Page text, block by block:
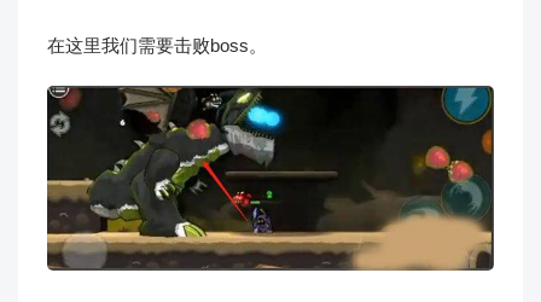
在这里我们需要击败boss。